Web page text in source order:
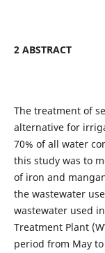
2 ABSTRACT
The treatment of
alternative for
70% of all water
this study was to
of iron and
the wastewater
wastewater used
Treatment Plant
period from May